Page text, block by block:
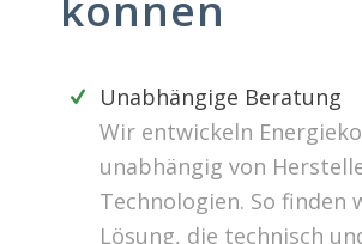
Unabhängige Beratung
Wir entwickeln
unabhängig von
Technologien. So finden
Lösung, die technisch